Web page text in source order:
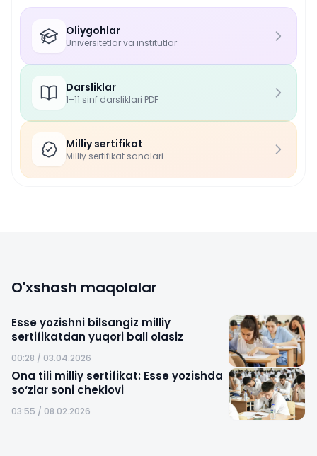
Oliygohlar
Universitetlar va institutlar
Darsliklar
1–11 sinf darsliklari PDF
Milliy sertifikat
Milliy sertifikat sanalari
O'xshash maqolalar
Esse yozishni bilsangiz milliy
sertifikatdan yuqori ball olasiz
00:28 / 03.04.2026
Ona tili milliy sertifikat: Esse yozishda
so‘zlar soni cheklovi
03:55 / 08.02.2026